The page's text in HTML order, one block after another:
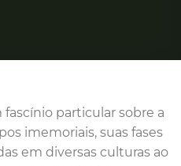
particular sobre a
imemoriais, suas fases
em diversas culturas ao